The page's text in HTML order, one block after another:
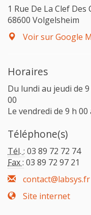
1 Rue De La Clef Des
68600 Volgelsheim
Voir sur Google
Horaires
Du lundi au jeudi de
00
Le vendredi de 9 h 00
Téléphone(s)
Tél. : 03 89 72 72 74
Fax : 03 89 72 97 21
contact@labsys.fr
Site internet